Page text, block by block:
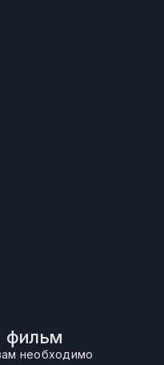
фильм
необходимо